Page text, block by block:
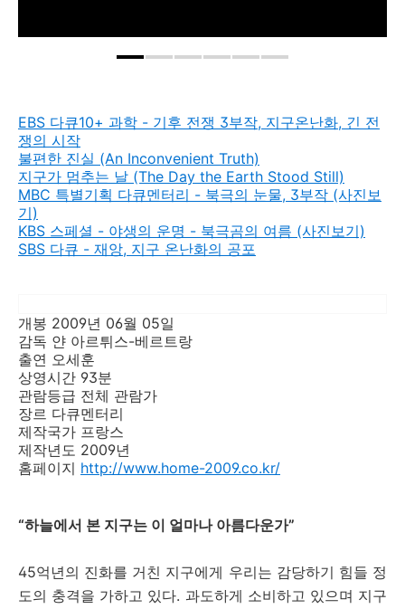
EBS 다큐10+ 과학 - 기후 전쟁 3부작, 지구온난화, 긴 전
쟁의 시작
불편한 진실 (An Inconvenient Truth)
지구가 멈추는 날 (The Day the Earth Stood Still)
MBC 특별기획 다큐멘터리 - 북극의 눈물, 3부작 (사진보
기)
KBS 스페셜 - 야생의 운명 - 북극곰의 여름 (사진보기)
SBS 다큐 - 재앙, 지구 온난화의 공포
개봉 2009년 06월 05일
감독 얀 아르튀스-베르트랑
출연 오세훈
상영시간 93분
관람등급 전체 관람가
장르 다큐멘터리
제작국가 프랑스
제작년도 2009년
홈페이지 http://www.home-2009.co.kr/
“하늘에서 본 지구는 이 얼마나 아름다운가”
45억년의 진화를 거친 지구에게 우리는 감당하기 힘들 정
도의 충격을 가하고 있다. 과도하게 소비하고 있으며 지구